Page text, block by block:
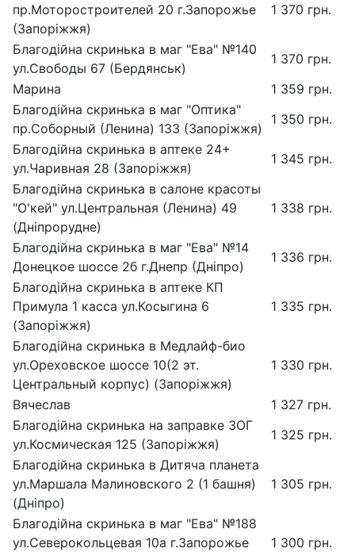
пр.Моторостроителей 20 г.Запорожье
(Запоріжжя)
1 370 грн.
Благодійна скринька в маг "Ева" №140
ул.Свободы 67 (Бердянськ)
1 370 грн.
Марина
1 359 грн.
Благодійна скринька в маг "Оптика"
пр.Соборный (Ленина) 133 (Запоріжжя)
1 350 грн.
Благодійна скринька в аптеке 24+
ул.Чаривная 28 (Запоріжжя)
1 345 грн.
Благодійна скринька в салоне красоты
"О'кей" ул.Центральная (Ленина) 49
(Дніпрорудне)
1 338 грн.
Благодійна скринька в маг "Ева" №14
Донецкое шоссе 2б г.Днепр (Дніпро)
1 336 грн.
Благодійна скринька в аптеке КП
Примула 1 касса ул.Косыгина 6
(Запоріжжя)
1 335 грн.
Благодійна скринька в Медлайф-био
ул.Ореховское шоссе 10(2 эт.
Центральный корпус) (Запоріжжя)
1 330 грн.
Вячеслав
1 327 грн.
Благодійна скринька на заправке ЗОГ
ул.Космическая 125 (Запоріжжя)
1 325 грн.
Благодійна скринька в Дитяча планета
ул.Маршала Малиновского 2 (1 башня)
(Дніпро)
1 305 грн.
Благодійна скринька в маг "Ева" №188
ул.Северокольцевая 10а г.Запорожье
1 300 грн.